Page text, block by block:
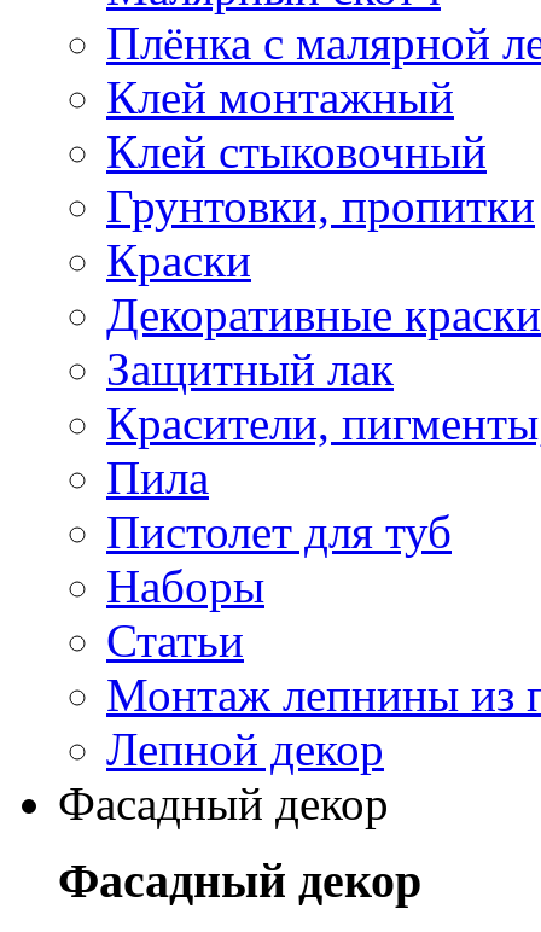
Плёнка с малярной
Клей монтажный
Клей стыковочный
Грунтовки, пропитки
Краски
Декоративные краски
Защитный лак
Красители,
Пила
Пистолет для туб
Наборы
Статьи
Монтаж лепнины из
Лепной декор
Фасадный декор
Фасадный декор